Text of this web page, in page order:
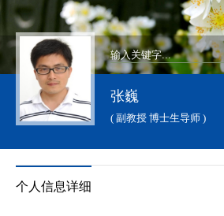
张巍
( 副教授 博士生导师 )
个人信息详细